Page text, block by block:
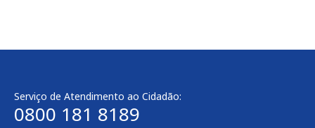
Serviço de Atendimento ao Cidadão:
0800 181 8189